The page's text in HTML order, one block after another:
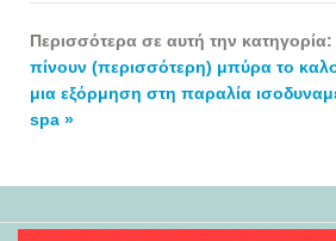
Περισσότερα σε αυτή την κατηγορία:
πίνουν (περισσότερη) μπύρα το
μια εξόρμηση στη παραλία
spa »